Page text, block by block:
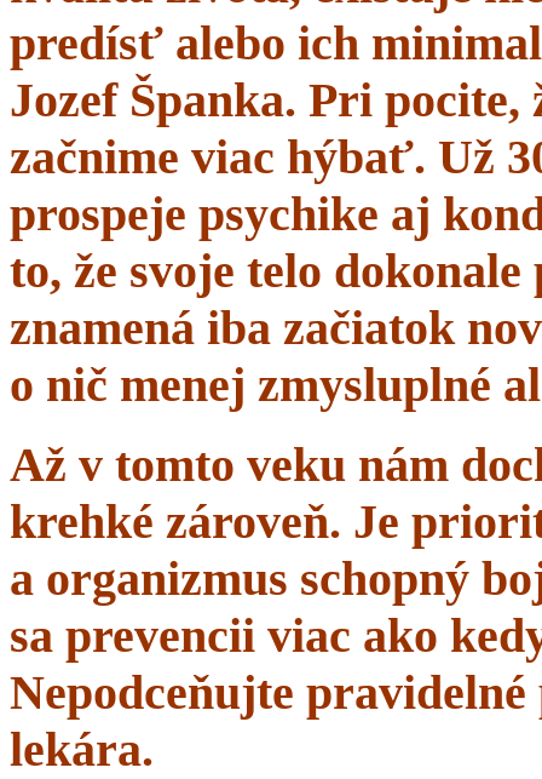
predísť alebo ich
Jozef Španka. Pri
začnime viac hýbať. Už
prospeje psychike aj
to, že svoje telo dokonale
znamená iba začiatok
o nič menej zmysluplné
Až v tomto veku nám
krehké zároveň. Je
a organizmus schopný
sa prevencii viac ako
Nepodceňujte
lekára.